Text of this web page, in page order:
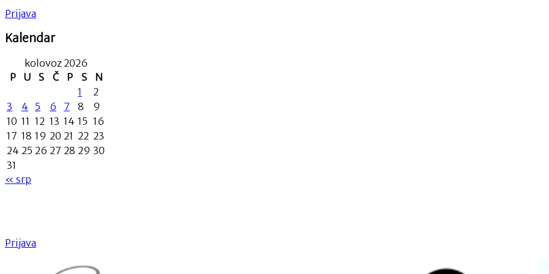
Prijava
Kalendar
kolovoz 2026
P
U S Č P S
N
1
2
3
4 5 6 7 8
9
10 11 12 13 14 15 16
17 18 19 20 21 22 23
24 25 26 27 28 29 30
31
« srp
Prijava